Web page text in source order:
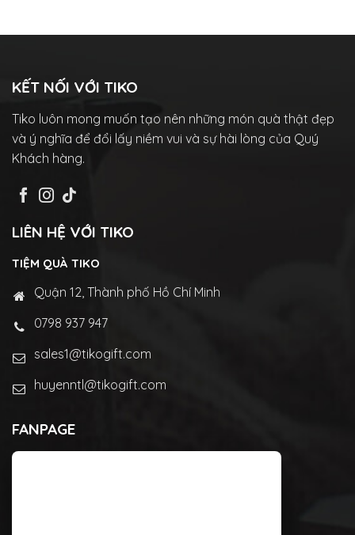
KẾT NỐI VỚI TIKO
Tiko luôn mong muốn tạo nên những món quà thật đẹp
và ý nghĩa để đổi lấy niềm vui và sự hài lòng của Quý
Khách hàng.
LIÊN HỆ VỚI TIKO
TIỆM QUÀ TIKO
Quận 12, Thành phố Hồ Chí Minh
0798 937 947
sales1@tikogift.com
huyenntl@tikogift.com
FANPAGE